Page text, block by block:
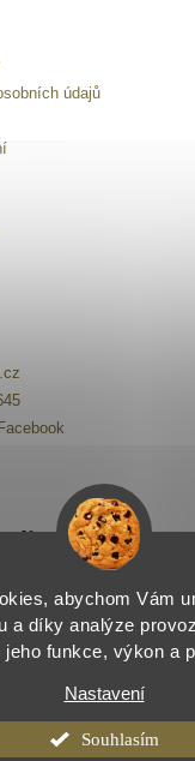
abychom Vám
a díky analýze
jeho funkce, výkon a
Nastavení
Souhlasím
údajů
platby
Vytvořil Shoptet
Ercolani.cz. Všechna